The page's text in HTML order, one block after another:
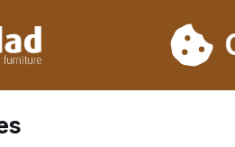
31 bis Woche 33 nicht.
30.000 Produkten verkauft